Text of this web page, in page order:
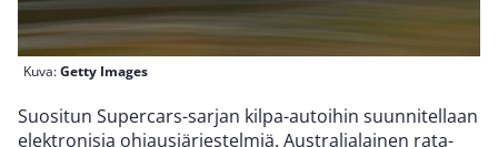
Kuva:Getty Images
Suositun Supercars-sarjan kilpa-autoihin suunnitellaan
elektronisia ohjausjärjestelmiä. Australialainen rata-